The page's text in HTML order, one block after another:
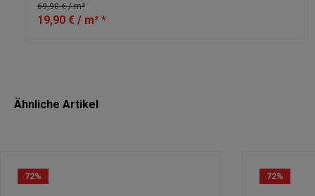
69,90 € / m²
19,90 € / m² *
Ähnliche Artikel
72% 72%